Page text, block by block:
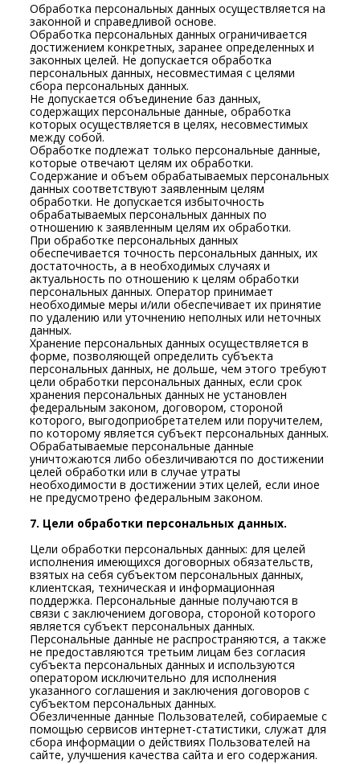
Обработка персональных данных осуществляется на
законной и справедливой основе.
Обработка персональных данных ограничивается
достижением конкретных, заранее определенных и
законных целей. Не допускается обработка
персональных данных, несовместимая с целями
сбора персональных данных.
Не допускается объединение баз данных,
содержащих персональные данные, обработка
которых осуществляется в целях, несовместимых
между собой.
Обработке подлежат только персональные данные,
которые отвечают целям их обработки.
Содержание и объем обрабатываемых персональных
данных соответствуют заявленным целям
обработки. Не допускается избыточность
обрабатываемых персональных данных по
отношению к заявленным целям их обработки.
При обработке персональных данных
обеспечивается точность персональных данных, их
достаточность, а в необходимых случаях и
актуальность по отношению к целям обработки
персональных данных. Оператор принимает
необходимые меры и/или обеспечивает их принятие
по удалению или уточнению неполных или неточных
данных.
Хранение персональных данных осуществляется в
форме, позволяющей определить субъекта
персональных данных, не дольше, чем этого требуют
цели обработки персональных данных, если срок
хранения персональных данных не установлен
федеральным законом, договором, стороной
которого, выгодоприобретателем или поручителем,
по которому является субъект персональных данных.
Обрабатываемые персональные данные
уничтожаются либо обезличиваются по достижении
целей обработки или в случае утраты
необходимости в достижении этих целей, если иное
не предусмотрено федеральным законом.
7. Цели обработки персональных данных.
Цели обработки персональных данных: для целей
исполнения имеющихся договорных обязательств,
взятых на себя субъектом персональных данных,
клиентская, техническая и информационная
поддержка. Персональные данные получаются в
связи с заключением договора, стороной которого
является субъект персональных данных.
Персональные данные не распространяются, а также
не предоставляются третьим лицам без согласия
субъекта персональных данных и используются
оператором исключительно для исполнения
указанного соглашения и заключения договоров с
субъектом персональных данных.
Обезличенные данные Пользователей, собираемые с
помощью сервисов интернет-статистики, служат для
сбора информации о действиях Пользователей на
сайте, улучшения качества сайта и его содержания.